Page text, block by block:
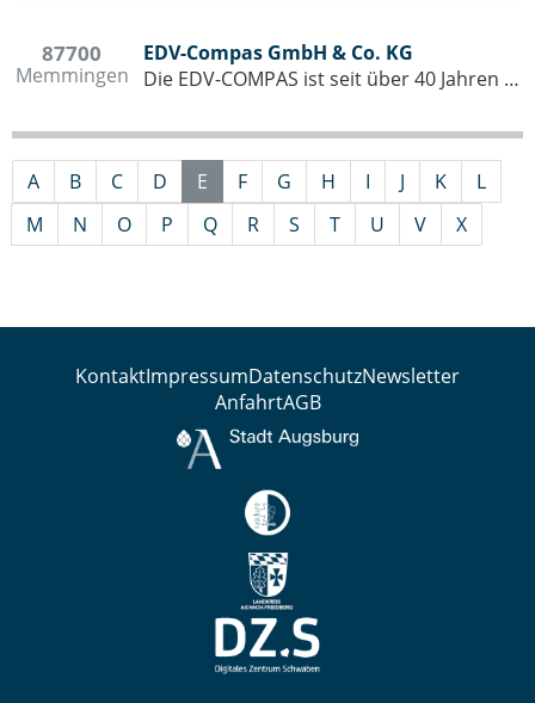
87700
Memmingen
EDV-Compas GmbH & Co. KG
Die EDV-COMPAS ist seit über 40 Jahren Partner des Mittelstands und der Öffentlichen Hand in Bayerisch-Schwaben. Der Schwerpunkt liegt in der Konzeptionierung, Realisierung und Betreuung performanter, sicherer und wirtschaftlich…
A B C D E F G H I J K
L
M
N O P Q R S T U V X
KontaktImpressumDatenschutzNewsletter
AnfahrtAGB